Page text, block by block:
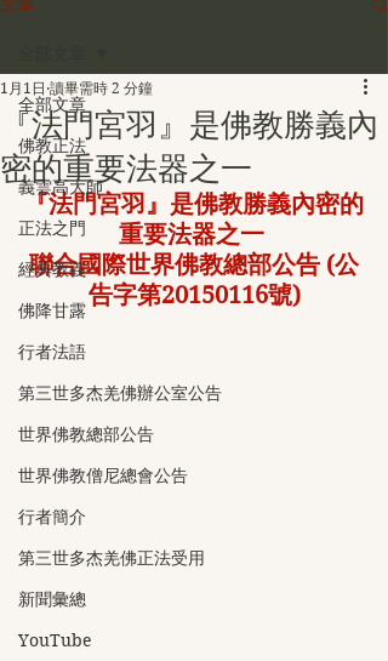
全部文章
佛教正法
義雲高大師
正法之門
經典教義
佛降甘露
行者法語
第三世多杰羌佛辦公室公告
世界佛教總部公告
世界佛教僧尼總會公告
行者簡介
第三世多杰羌佛正法受用
新聞彙總
YouTube
『法門宮羽』是佛教勝義內
密的重要法器之一
1月1日 讀畢需時 2 分鐘
『法門宮羽』是佛教勝義內密的
重要法器之一
聯合國際世界佛教總部公告 (公
告字第20150116號)